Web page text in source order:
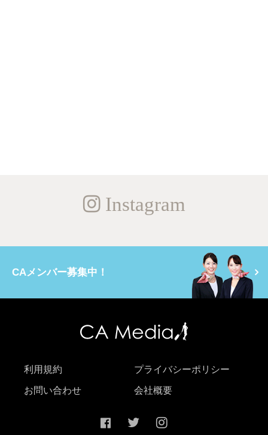
Instagram
CAメンバー募集中！
利用規約 プライバシーポリシー
お問い合わせ 会社概要